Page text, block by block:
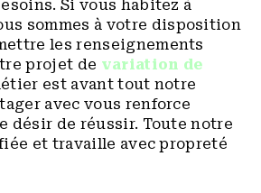
Si vous habitez à
sommes à votre disposition
les renseignements
projet de variation de
est avant tout notre
avec vous renforce
désir de réussir. Toute notre
et travaille avec propreté